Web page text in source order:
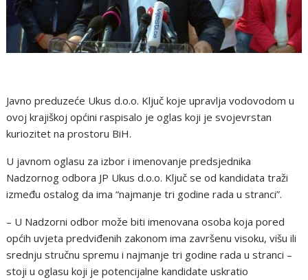
Javno preduzeće Ukus d.o.o. Ključ koje upravlja vodovodom u
ovoj krajiškoj općini raspisalo je oglas koji je svojevrstan
kuriozitet na prostoru BiH.
U javnom oglasu za izbor i imenovanje predsjednika
Nadzornog odbora JP Ukus d.o.o. Ključ se od kandidata traži
između ostalog da ima “najmanje tri godine rada u stranci”.
– U Nadzorni odbor može biti imenovana osoba koja pored
općih uvjeta predviđenih zakonom ima završenu visoku, višu ili
srednju stručnu spremu i najmanje tri godine rada u stranci –
stoji u oglasu koji je potencijalne kandidate uskratio